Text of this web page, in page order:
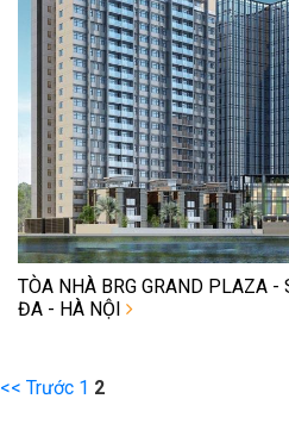
TÒA NHÀ BRG GRAND PLAZA -
ĐA - HÀ NỘI
<< Trước 1 2